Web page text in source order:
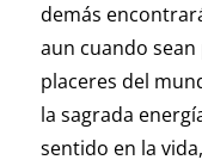
demás
aun cuando
placeres del
la sagrada
sentido en la